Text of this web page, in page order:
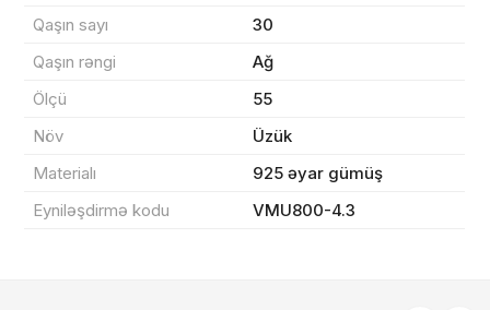
Qaşın sayı
30
Qaşın rəngi
Ağ
Ölçü
55
Növ
Üzük
Materialı
925 əyar gümüş
Eyniləşdirmə kodu
VMU800-4.3